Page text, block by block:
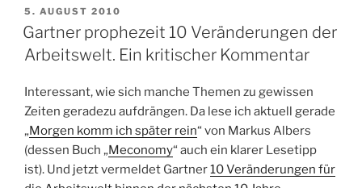
VERÖFFENTLICHT
AM
5. AUGUST 2010
Gartner prophezeit 10 Veränderungen der
Arbeitswelt. Ein kritischer Kommentar
Interessant, wie sich manche Themen zu gewissen
Zeiten geradezu aufdrängen. Da lese ich aktuell gerade
„Morgen komm ich später rein“ von Markus Albers
(dessen Buch „Meconomy“ auch ein klarer Lesetipp
ist). Und jetzt vermeldet Gartner10 Veränderungen für